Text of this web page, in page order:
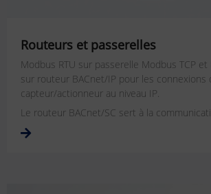
Routeurs et passerelles
Modbus RTU sur passerelle Modbus TCP et
sur routeur BACnet/IP pour les connexions
capteur/actionneur au niveau IP.
Le routeur BACnet/SC sert à la